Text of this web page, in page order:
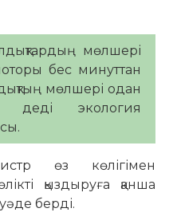
мөлшері
бес минуттан
мөлшері одан
экология
өз көлігімен
қыздыруға қанша
уәде берді.